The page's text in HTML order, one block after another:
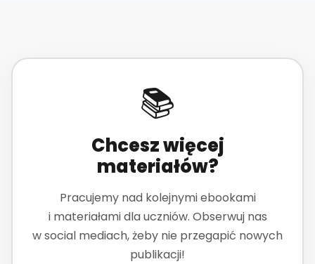
📚
Chcesz więcej
materiałów?
Pracujemy nad kolejnymi ebookami
i materiałami dla uczniów. Obserwuj nas
w social mediach, żeby nie przegapić nowych
publikacji!